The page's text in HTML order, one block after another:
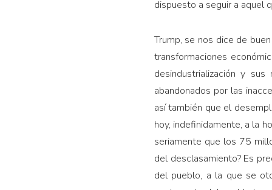
dispuesto a seguir a aquel
Trump, se nos dice de
transformaciones
desindustrialización y
abandonados por las
así también que el
hoy, indefinidamente, a la
seriamente que los 75
del desclasamiento? Es
del pueblo, a la que se